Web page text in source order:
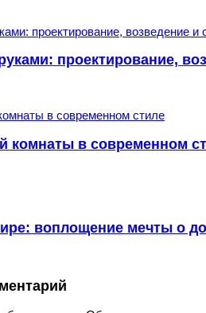
проектирование,
комнаты в современном
воплощение мечты о